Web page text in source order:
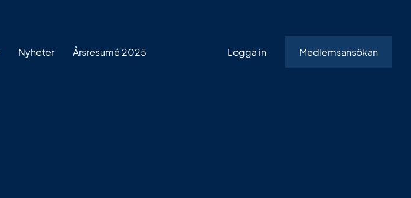
Nyheter Årsresumé 2025 Logga in Medlemsansökan